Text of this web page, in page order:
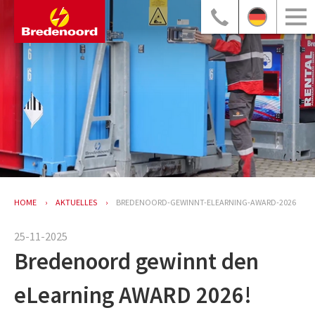
HOME AKTUELLES BREDENOORD-GEWINNT-ELEARNING-AWARD-2026
25-11-2025
Bredenoord gewinnt den
eLearning AWARD 2026!